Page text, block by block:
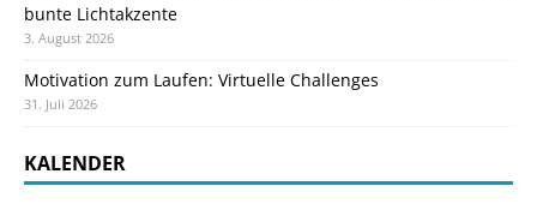
bunte Lichtakzente
3. August 2026
Motivation zum Laufen: Virtuelle Challenges
31. Juli 2026
KALENDER